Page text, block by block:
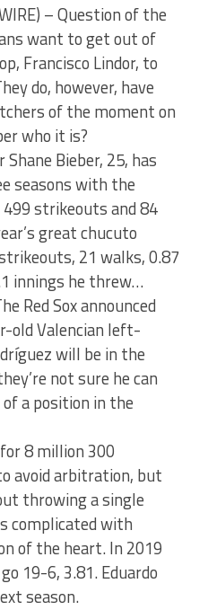
– Question of the
want to get out of
Francisco Lindor, to
do, however, have
of the moment on
who it is?
Bieber, 25, has
seasons with the
499 strikeouts and 84
great chucuto
21 walks, 0.87
innings he threw…
Red Sox announced
old Valencian left-
will be in the
not sure he can
a position in the
8 million 300
avoid arbitration, but
throwing a single
​​complicated with
of the heart. In 2019
19-6, 3.81. Eduardo
season.